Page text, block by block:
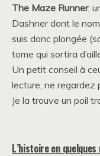
The Maze Runner,
Dashner dont le
suis donc plongée
tome qui sortira
Un petit conseil à
lecture, ne regardez
Je la trouve un poil
L’histoire en